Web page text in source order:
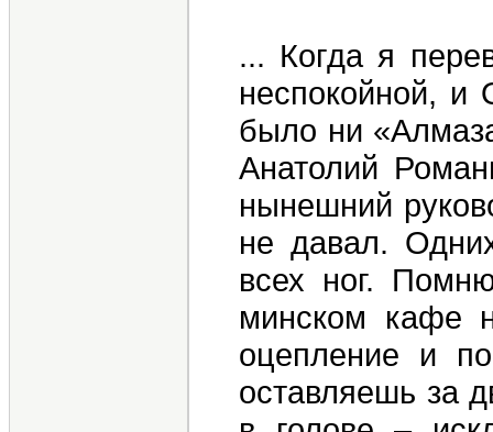
... Когда я
неспокойной,
было ни
Анатолий
нынешний
не давал.
всех ног.
минском кафе
оцепление и
оставляешь за